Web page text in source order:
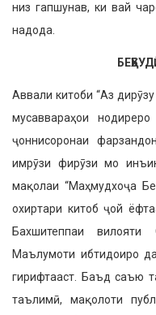
низ гапшунав, ки вай
надода.
Аввали китоби “Аз
мусав­вараҳои
ҷоннисоронаи
имрӯзи фирӯзи мо
мақолаи “Маҳмудхоҷа
охир­тари китоб ҷой
Бахшитеппаи
Маълумоти ибтидоиро
гирифтааст. Баъд саъю
таълимӣ, мақолоти